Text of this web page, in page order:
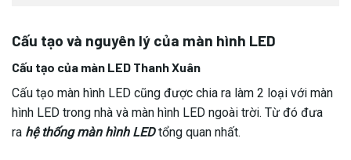
Cấu tạo và nguyên lý của màn hình LED
Cấu tạo của màn LED Thanh Xuân
Cấu tạo màn hình LED cũng được chia ra làm 2 loại với màn
hình LED trong nhà và màn hình LED ngoài trời. Từ đó đưa
ra hệ thống màn hình LEDtổng quan nhất.